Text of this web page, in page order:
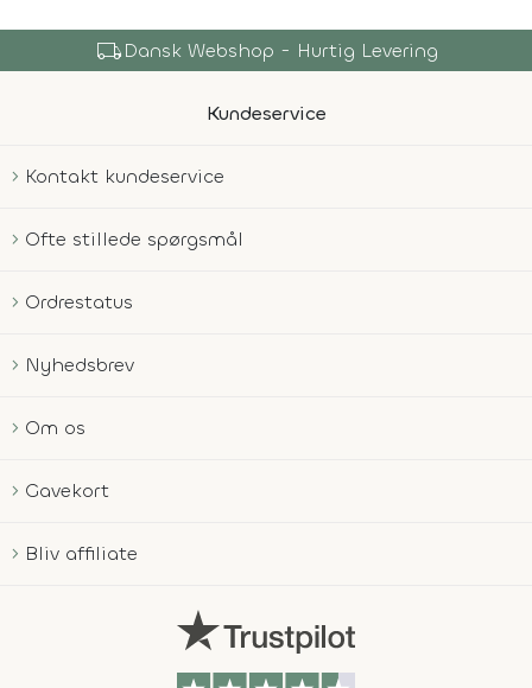
local_shippingDansk Webshop - Hurtig Levering
Kundeservice
Kontakt kundeservice
Ofte stillede spørgsmål
Ordrestatus
Nyhedsbrev
Om os
Gavekort
Bliv affiliate